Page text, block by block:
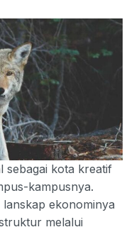
sebagai kota kreatif
kampusnya.
ekonominya
melalui